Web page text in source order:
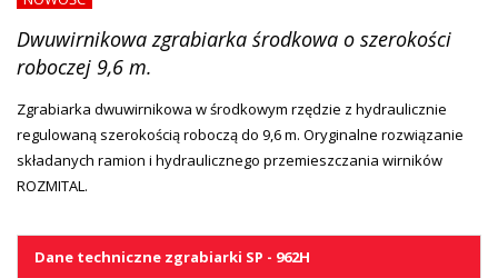
Dwuwirnikowa zgrabiarka środkowa o szerokości
roboczej 9,6 m.
Zgrabiarka dwuwirnikowa w środkowym rzędzie z hydraulicznie
regulowaną szerokością roboczą do 9,6 m. Oryginalne rozwiązanie
składanych ramion i hydraulicznego przemieszczania wirników
ROZMITAL.
Dane techniczne zgrabiarki SP - 962H